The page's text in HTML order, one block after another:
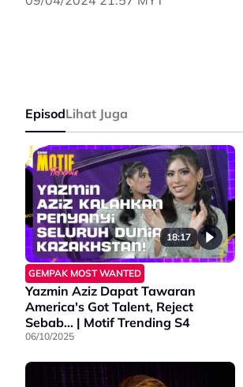
#TakMacamDulu
EpisodLihat Juga
18:17
GEMPAK MOST WANTED
Yazmin Aziz Dapat Tawaran
America's Got Talent, Reject
Sebab... | Motif Trending S4
06/10/2025